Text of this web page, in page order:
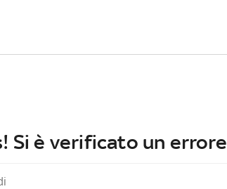
Si è verificato un errore